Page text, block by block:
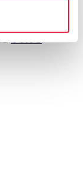
Terre